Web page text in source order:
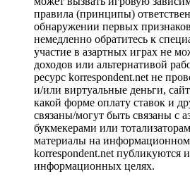
правила (принципы)
обнаружении первых
немедленно обратитесь к
участие в азартных играх не
доходов или альтернативой
ресурс korrespondent.net не
и/или виртуальные деньги,
какой форме оплату ставок и
связаны/могут быть связаны с
букмекерами или
материалы на информационном
korrespondent.net публикуются
информационных целях.